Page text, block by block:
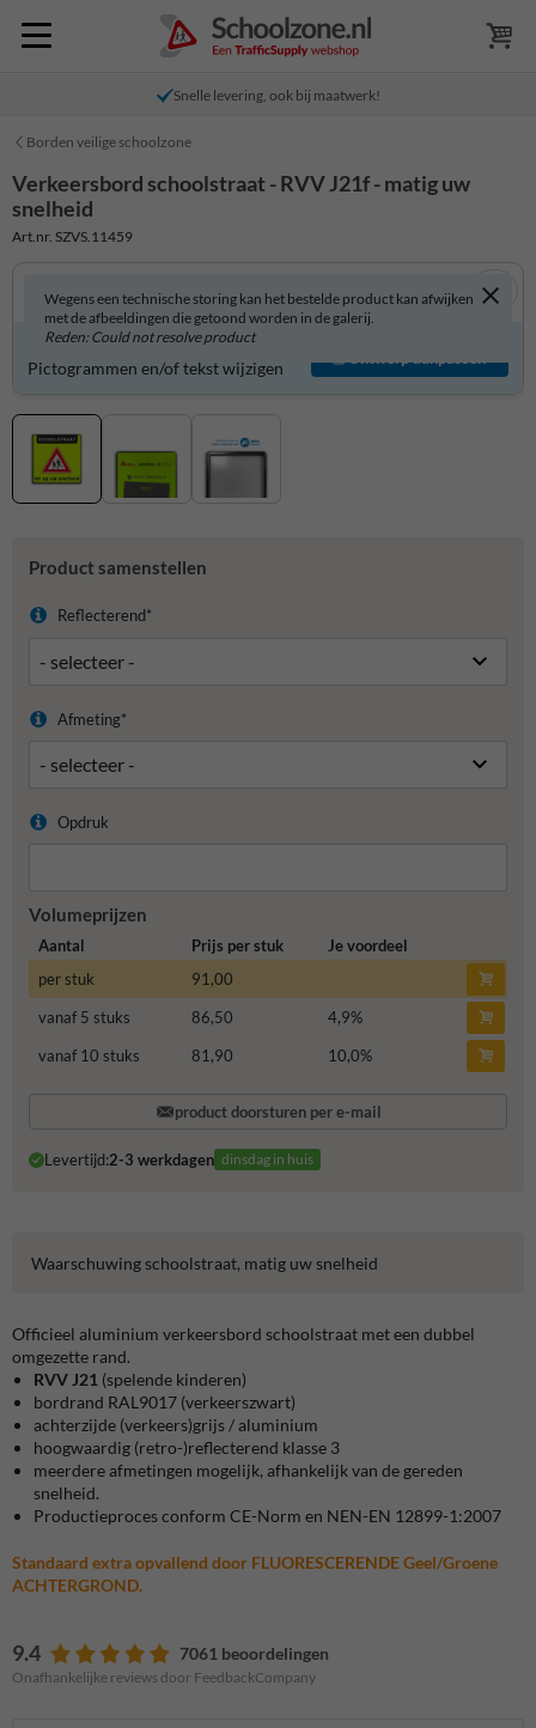
Snelle levering, ook bij maatwerk!
Borden veilige schoolzone
Verkeersbord schoolstraat - RVV J21f - matig uw
snelheid
Art.nr. SZVS.11459
Wegens een technische storing kan het bestelde product kan afwijken
met de afbeeldingen die getoond worden in de galerij.
Reden: Could not resolve product
Verkeersbord zelf aanpassen?
Pictogrammen en/of tekst wijzigen
Ontwerp aanpassen
Product samenstellen
Reflecterend*
Afmeting*
Opdruk
Volumeprijzen
Aantal Prijs per stuk
Je voordeel
per stuk
91,00
vanaf 5 stuks
86,50 4,9%
vanaf 10 stuks
81,90 10,0%
product doorsturen per e-mail
Levertijd:2-3 werkdagen dinsdag in huis
Waarschuwing schoolstraat, matig uw snelheid
Officieel aluminium verkeersbord schoolstraat met een dubbel
omgezette rand.
RVV J21 (spelende kinderen)
bordrand RAL9017 (verkeerszwart)
achterzijde (verkeers)grijs / aluminium
hoogwaardig (retro-)reflecterend klasse 3
meerdere afmetingen mogelijk, afhankelijk van de gereden
snelheid.
Productieproces conform CE-Norm en NEN-EN 12899-1:2007
Standaard extra opvallend door FLUORESCERENDEGeel/Groene
ACHTERGROND.
9.4 7061 beoordelingen
Onafhankelijke reviews door FeedbackCompany